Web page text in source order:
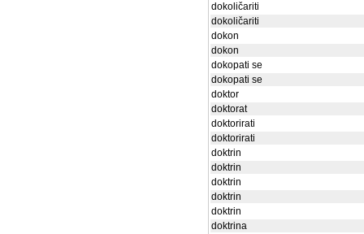
dokoličariti
dokoličariti
dokon
dokon
dokopati se
dokopati se
doktor
doktorat
doktorirati
doktorirati
doktrin
doktrin
doktrin
doktrin
doktrin
doktrina